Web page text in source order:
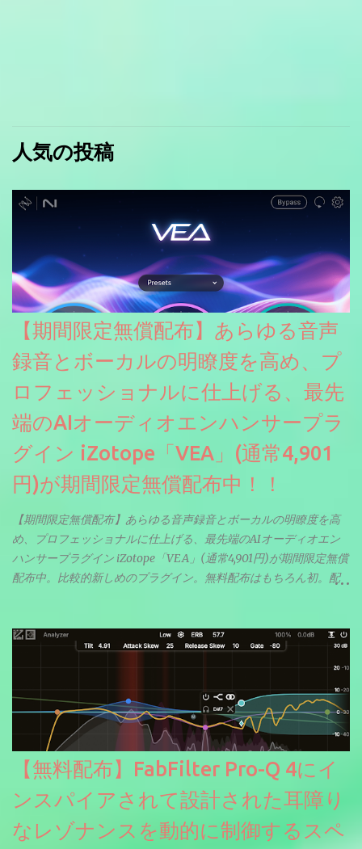
人気の投稿
【期間限定無償配布】あらゆる音声
録音とボーカルの明瞭度を高め、プ
ロフェッショナルに仕上げる、最先
端のAIオーディオエンハンサープラ
グイン iZotope「VEA」(通常4,901
円)が期間限定無償配布中！！
【期間限定無償配布】あらゆる音声録音とボーカルの明瞭度を高
め、プロフェッショナルに仕上げる、最先端のAIオーディオエン
ハンサープラグイン iZotope「VEA」(通常4,901円)が期間限定無償
配布中。比較的新しめのプラグイン。無料配布はもちろん初。配
【無料配布】FabFilter Pro-Q 4にイ
ンスパイアされて設計された耳障り
なレゾナンスを動的に制御するスペ